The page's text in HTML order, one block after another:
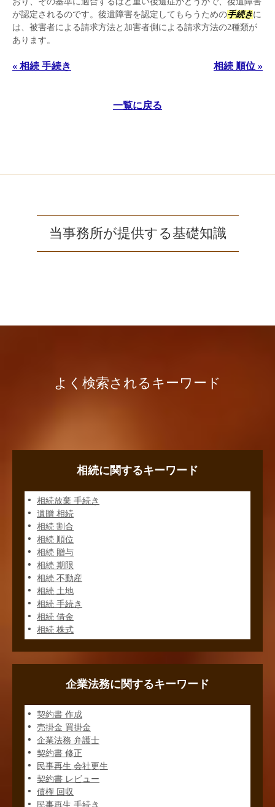
が認定されるのです。後遺障害を認定してもらうための手続きに
は、被害者による請求方法と加害者側による請求方法の2種類が
あります。
« 相続 手続き 相続 順位 »
一覧に戻る
当事務所が提供する基礎知識
よく検索されるキーワード
相続に関するキーワード
相続放棄 手続き
遺贈 相続
相続 割合
相続 順位
相続 贈与
相続 期限
相続 不動産
相続 土地
相続 手続き
相続 借金
相続 株式
企業法務に関するキーワード
契約書 作成
売掛金 買掛金
企業法務 弁護士
契約書 修正
民事再生 会社更生
契約書 レビュー
債権 回収
民事再生 手続き